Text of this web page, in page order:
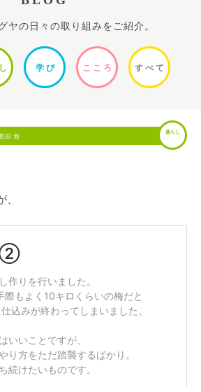
ヤの日々の取り組みをご紹介。
し 学 び ここ ろ すべて
田 海
暮らし